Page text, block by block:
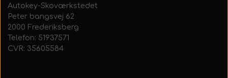
Autokey-Skoværkstedet
Peter bangsvej 62
2000 Frederiksberg
Telefon: 51937571
CVR: 35605584